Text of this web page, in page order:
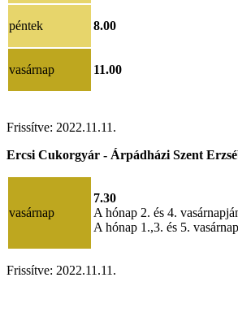
péntek 8.00
vasárnap 11.00
Frissítve: 2022.11.11.
Ercsi Cukorgyár - Árpádházi Szent
vasárnap
7.30
A hónap 2. és 4.
A hónap 1.,3. és 5.
Frissítve: 2022.11.11.